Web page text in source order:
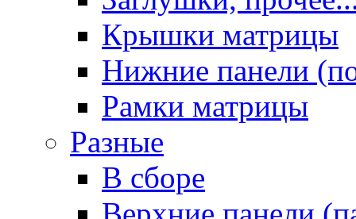
Крышки матрицы
Нижние панели
Рамки матрицы
Разные
В сборе